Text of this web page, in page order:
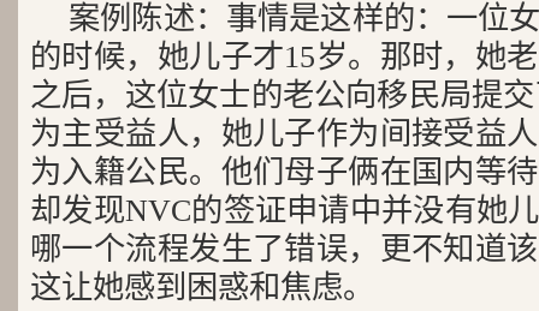
案例陈述：事情是这样的：一位
的时候，她儿子才15岁。那时，她
之后，这位女士的老公向移民局提
为主受益人，她儿子作为间接受益
为入籍公民。他们母子俩在国内等
却发现NVC的签证申请中并没有她
哪一个流程发生了错误，更不知道
这让她感到困惑和焦虑。